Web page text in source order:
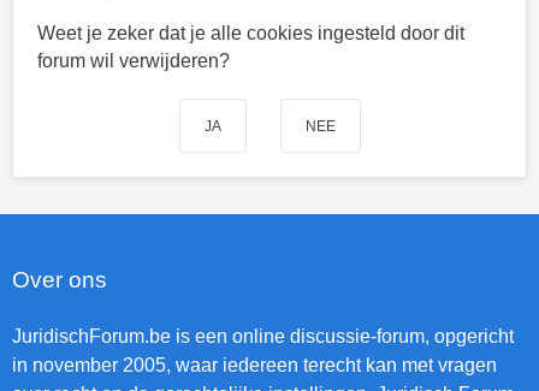
Weet je zeker dat je alle cookies ingesteld door dit
forum wil verwijderen?
Over ons
JuridischForum.be is een online discussie-forum, opgericht
in november 2005, waar iedereen terecht kan met vragen